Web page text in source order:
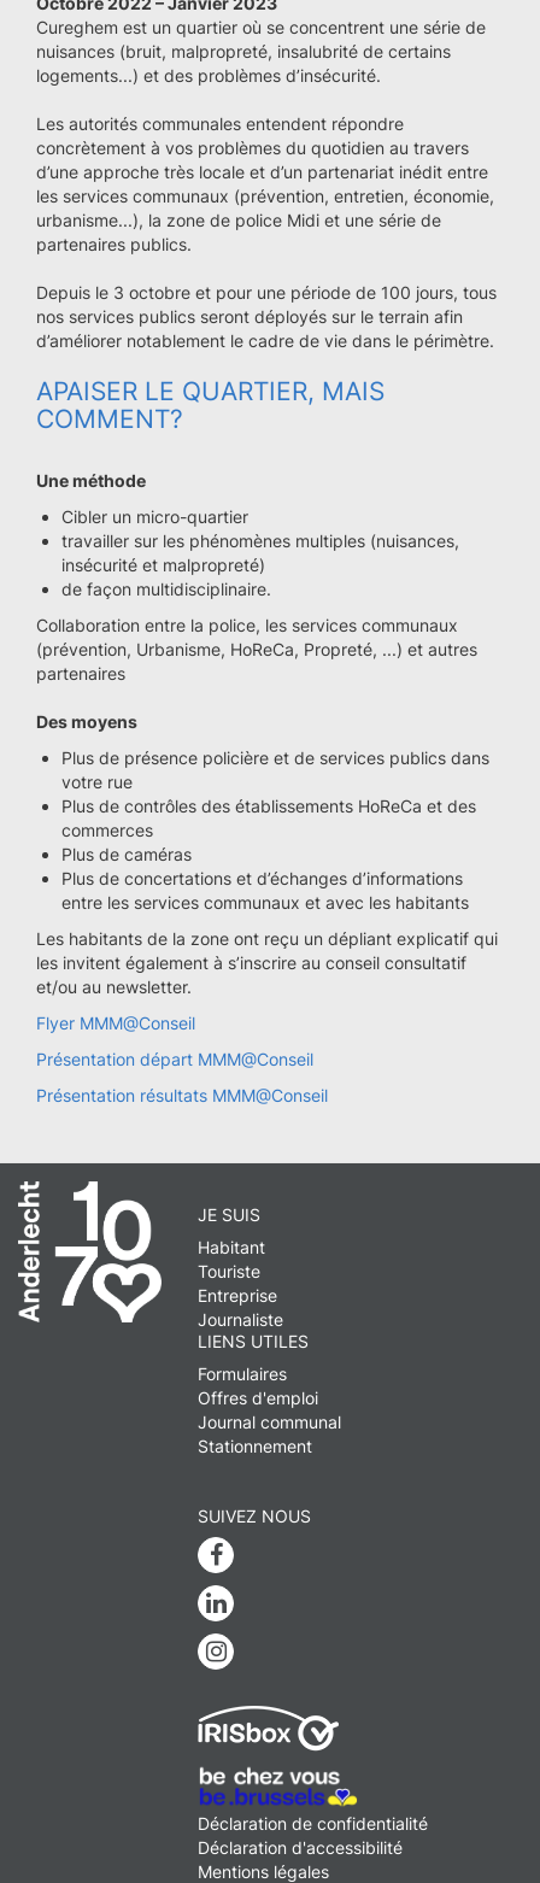
Cureghem est un quartier où se concentrent une série de
nuisances (bruit, malpropreté, insalubrité de certains
logements...) et des problèmes d’insécurité.
Les autorités communales entendent répondre
concrètement à vos problèmes du quotidien au travers
d’une approche très locale et d’un partenariat inédit entre
les services communaux (prévention, entretien, économie,
urbanisme...), la zone de police Midi et une série de
partenaires publics.
Depuis le 3 octobre et pour une période de 100 jours, tous
nos services publics seront déployés sur le terrain afin
d’améliorer notablement le cadre de vie dans le périmètre.
APAISER LE QUARTIER, MAIS
COMMENT?
Une méthode
Cibler un micro-quartier
travailler sur les phénomènes multiples (nuisances,
insécurité et malpropreté)
de façon multidisciplinaire.
Collaboration entre la police, les services communaux
(prévention, Urbanisme, HoReCa, Propreté, ...) et autres
partenaires
Des moyens
Plus de présence policière et de services publics dans
votre rue
Plus de contrôles des établissements HoReCa et des
commerces
Plus de caméras
Plus de concertations et d’échanges d’informations
entre les services communaux et avec les habitants
Les habitants de la zone ont reçu un dépliant explicatif qui
les invitent également à s’inscrire au conseil consultatif
et/ou au newsletter.
Flyer MMM@Conseil
Présentation départ MMM@Conseil
Présentation résultats MMM@Conseil
JE SUIS
Habitant
Touriste
Entreprise
Journaliste
LIENS UTILES
Formulaires
Offres d'emploi
Journal communal
Stationnement
SUIVEZ NOUS
Facebook
Linkedin
Instagram
MENU
FOOTER
LEGAL
Déclaration de confidentialité
Déclaration d'accessibilité
Mentions légales